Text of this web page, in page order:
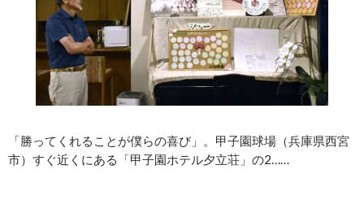
「勝ってくれることが僕らの喜び」。甲子園球場（兵庫県西宮
市）すぐ近くにある「甲子園ホテル夕立荘」の2……